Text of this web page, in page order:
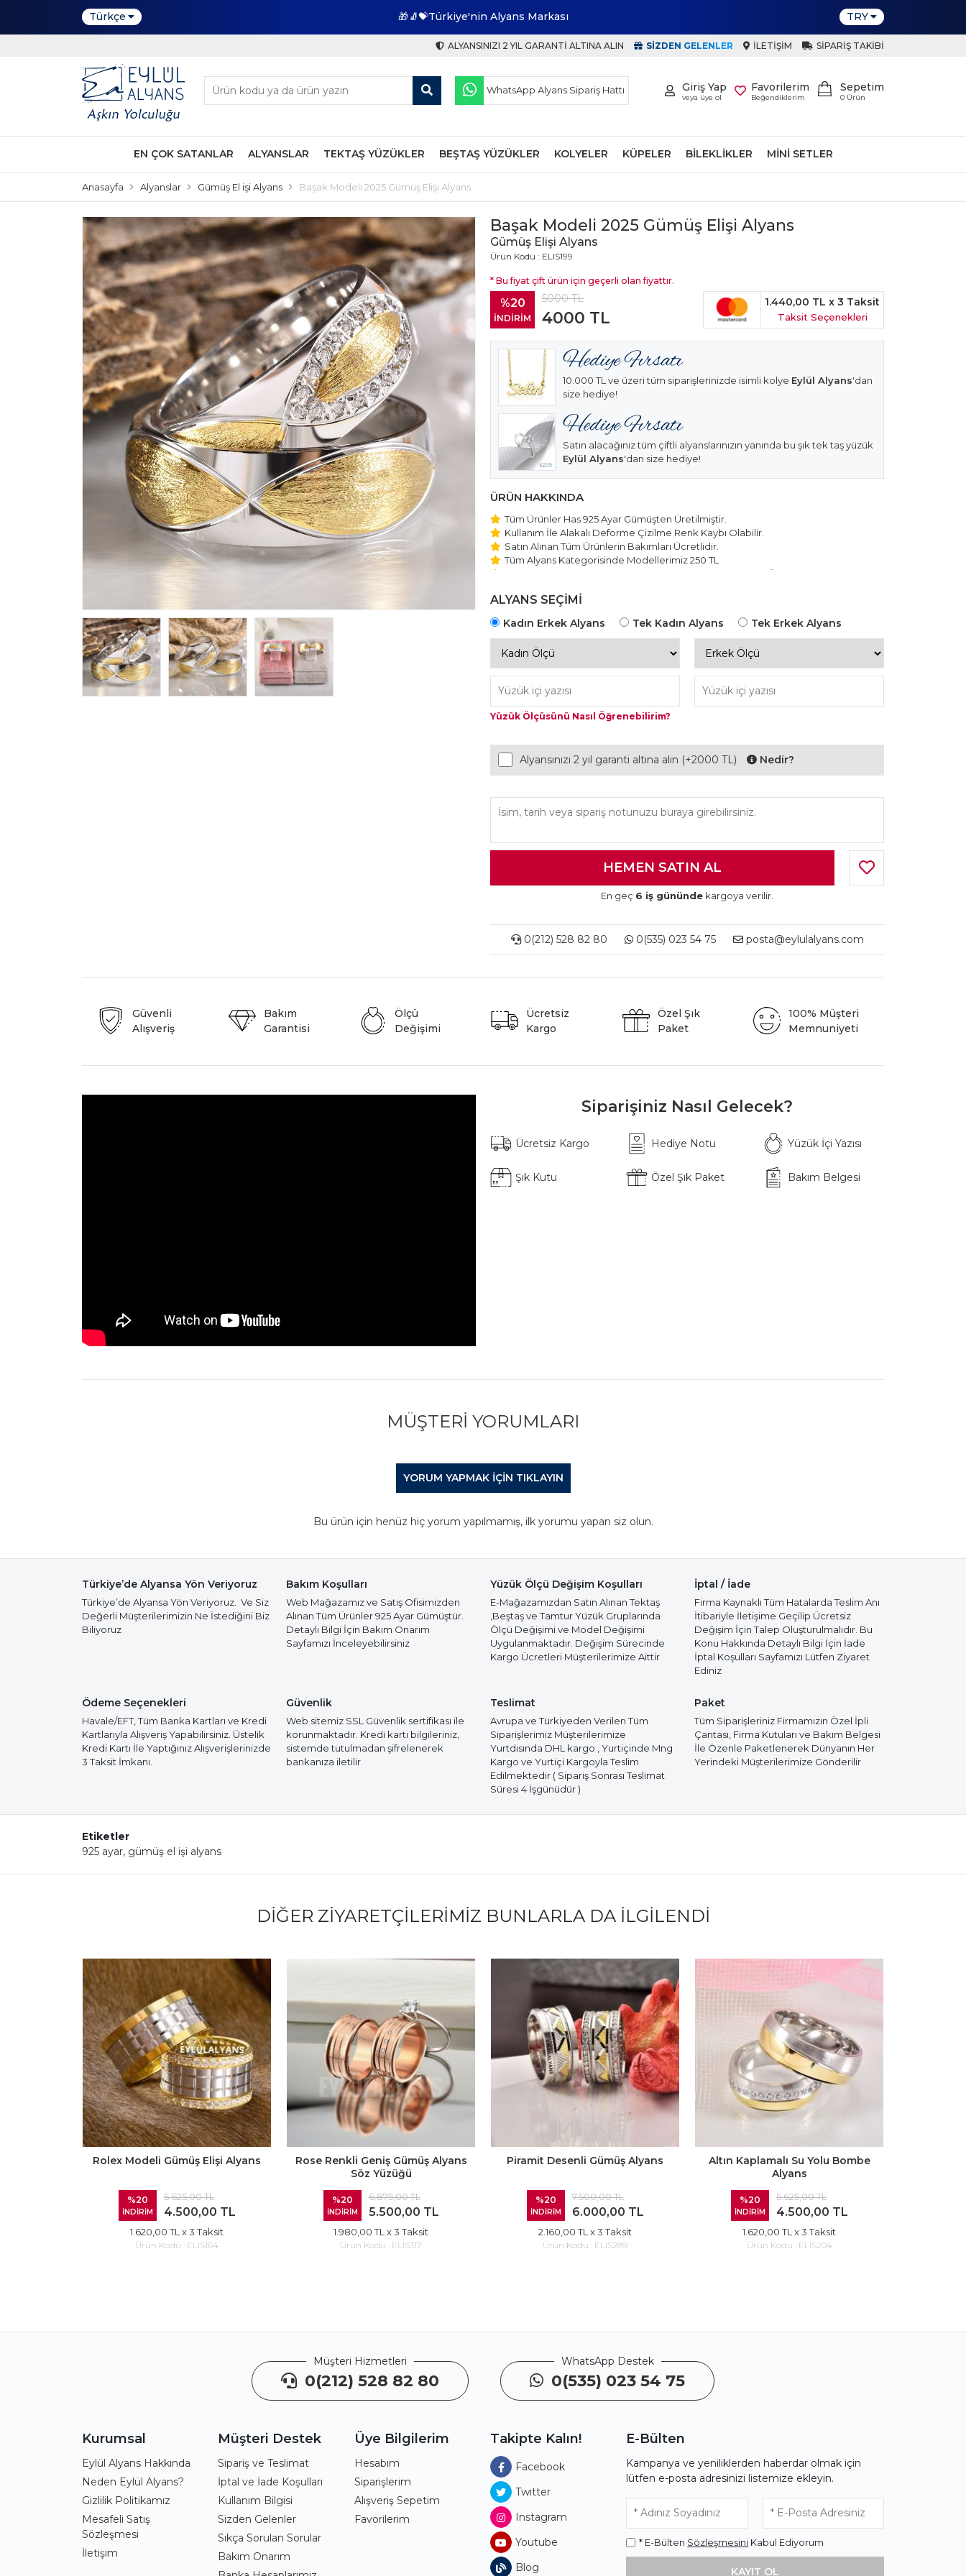
Türkçe 🎁🧦💝Türkiye'nin Alyans Markası TRY
ALYANSINIZI 2 YIL GARANTI ALTINA ALIN SIZDEN GELENLER İLETIŞIM SIPARIŞ TAKIBI
Sepetim
0 Ürün
Favorilerim
Beğendiklerim
Giriş Yap
veya üye ol
WhatsApp Alyans Sipariş Hattı
EN ÇOK SATANLAR ALYANSLAR TEKTAŞ YÜZÜKLER BEŞTAŞ YÜZÜKLER KOLYELER KÜPELER BILEKLIKLER MINI SETLER
Anasayfa Alyanslar Gümüş El işi Alyans Başak Modeli 2025 Gümüş Elişi Alyans
Başak Modeli 2025 Gümüş Elişi Alyans
Gümüş Elişi Alyans
Ürün Kodu : ELIS199
* Bu fiyat çift ürün için geçerli olan fiyattır.
%20
İNDİRİM
5000TL
4000 TL
1.440,00 TL x 3 Taksit
Taksit Seçenekleri
10.000 TL ve üzeri tüm siparişlerinizde isimli kolye Eylül Alyans'dan
size hediye!
Satın alacağınız tüm çiftli alyanslarınızın yanında bu şık tek taş yüzük
Eylül Alyans'dan size hediye!
ÜRÜN HAKKINDA
Tüm Ürünler Has 925 Ayar Gümüşten Üretilmiştir.
Kullanım İle Alakalı Deforme Çizilme Renk Kaybı Olabilir.
Satın Alınan Tüm Ürünlerin Bakımları Ücretlidir.
Tüm Alyans Kategorisinde Modellerimiz 250 TL
Beştaş Tektaş Kolye ve Bileklik Modellerimiz 150 TL Sabit Ücret ile Hareket
ALYANS SEÇİMİ
Kadın Erkek Alyans Tek Kadın Alyans Tek Erkek Alyans
Yüzük Ölçüsünü Nasıl Öğrenebilirim?
Alyansınızı 2 yıl garanti altına alın (+2000 TL) Nedir?
En geç 6 iş gününde kargoya verilir.
0(212) 528 82 80 0(535) 023 54 75 posta@eylulalyans.com
Güvenli
Alışveriş
Bakım
Garantisi
Ölçü
Değişimi
Ücretsiz
Kargo
Özel Şık
Paket
100% Müşteri
Memnuniyeti
Siparişiniz Nasıl Gelecek?
Ücretsiz Kargo Hediye Notu Yüzük İçi Yazısı
Şık Kutu Özel Şık Paket Bakım Belgesi
MÜŞTERI YORUMLARI
YORUM YAPMAK IÇIN TIKLAYIN
Bu ürün için henüz hiç yorum yapılmamış, ilk yorumu yapan siz olun.
Türkiye’de Alyansa Yön Veriyoruz
Türkiye’de Alyansa Yön Veriyoruz. Ve Siz
Değerli Müşterilerimizin Ne İstediğini Biz
Biliyoruz
Bakım Koşulları
Web Mağazamız ve Satış Ofisimizden
Alınan Tüm Ürünler 925 Ayar Gümüştür.
Detaylı Bilgi İçin Bakım Onarım
Sayfamızı İnceleyebilirsiniz
Yüzük Ölçü Değişim Koşulları
E-Mağazamızdan Satın Alınan Tektaş
,Beştaş ve Tamtur Yüzük Gruplarında
Ölçü Değişimi ve Model Değişimi
Uygulanmaktadır. Değişim Sürecinde
Kargo Ücretleri Müşterilerimize Aittir
İptal / İade
Firma Kaynaklı Tüm Hatalarda Teslim Anı
İtibariyle İletişime Geçilip Ücretsiz
Değişim İçin Talep Oluşturulmalıdır. Bu
Konu Hakkında Detaylı Bilgi İçin İade
İptal Koşulları Sayfamızı Lütfen Ziyaret
Ediniz
Ödeme Seçenekleri
Havale/EFT, Tüm Banka Kartları ve Kredi
Kartlarıyla Alışveriş Yapabilirsiniz. Üstelik
Kredi Kartı İle Yaptığınız Alışverişlerinizde
3 Taksit İmkanı.
Güvenlik
Web sitemiz SSL Güvenlik sertifikası ile
korunmaktadır. Kredi kartı bilgileriniz,
sistemde tutulmadan şifrelenerek
bankanıza iletilir
Teslimat
Avrupa ve Türkiyeden Verilen Tüm
Siparişlerimiz Müşterilerimize
Yurtdısında DHL kargo , Yurtiçinde Mng
Kargo ve Yurtiçi Kargoyla Teslim
Edilmektedir ( Sipariş Sonrası Teslimat
Süresi 4 İşgünüdür )
Paket
Tüm Siparişleriniz Firmamızın Özel İpli
Çantası, Firma Kutuları ve Bakım Belgesi
İle Özenle Paketlenerek Dünyanın Her
Yerindeki Müşterilerimize Gönderilir
Etiketler
925 ayar, gümüş el işi alyans
DIĞER ZIYARETÇILERIMIZ BUNLARLA DA İLGILENDI
Rolex Modeli Gümüş Elişi Alyans
%20
İNDİRİM
5.625,00 TL
4.500,00 TL
1.620,00 TL x 3 Taksit
Ürün Kodu : ELIS164
Rose Renkli Geniş Gümüş Alyans
Söz Yüzüğü
%20
İNDİRİM
6.875,00 TL
5.500,00 TL
1.980,00 TL x 3 Taksit
Ürün Kodu : ELIS317
Piramit Desenli Gümüş Alyans
%20
İNDİRİM
7.500,00 TL
6.000,00 TL
2.160,00 TL x 3 Taksit
Ürün Kodu : ELIS289
Altın Kaplamalı Su Yolu Bombe
Alyans
%20
İNDİRİM
5.625,00 TL
4.500,00 TL
1.620,00 TL x 3 Taksit
Ürün Kodu : ELIS204
Müşteri Hizmetleri
0(212) 528 82 80
WhatsApp Destek
0(535) 023 54 75
Kurumsal
Eylül Alyans Hakkında
Neden Eylül Alyans?
Gizlilik Politikamız
Mesafeli Satış
Sözleşmesi
İletişim
Müşteri Destek
Sipariş ve Teslimat
İptal ve İade Koşulları
Kullanım Bilgisi
Sizden Gelenler
Sıkça Sorulan Sorular
Bakım Onarım
Üye Bilgilerim
Hesabım
Siparişlerim
Alışveriş Sepetim
Favorilerim
Takipte Kalın!
Facebook
Twitter
Instagram
Youtube
Blog
E-Bülten
Kampanya ve yeniliklerden haberdar olmak için
lütfen e-posta adresinizi listemize ekleyin.
* E-Bülten Sözleşmesini Kabul Ediyorum